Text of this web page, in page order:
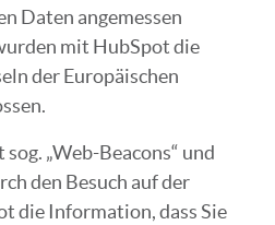
Daten angemessen
mit HubSpot die
der Europäischen
„Web-Beacons“ und
den Besuch auf der
die Information, dass Sie